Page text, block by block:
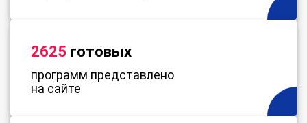
2625 готовых
программ представлено
на сайте